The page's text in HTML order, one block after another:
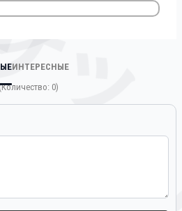
ッ
ИНТЕРЕСНЫЕ
0)